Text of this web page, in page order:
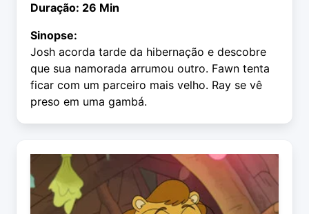
Duração: 26 Min
Sinopse:
Josh acorda tarde da hibernação e descobre
que sua namorada arrumou outro. Fawn tenta
ficar com um parceiro mais velho. Ray se vê
preso em uma gambá.